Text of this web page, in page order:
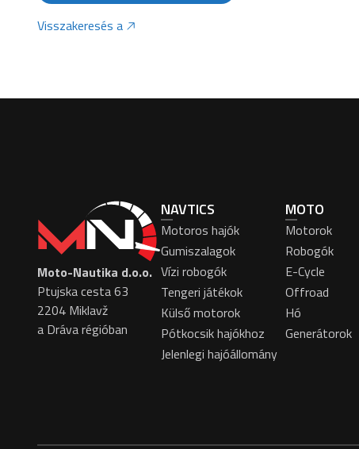
Visszakeresés a
Moto-Nautika d.o.o.
Ptujska cesta 63
2204 Miklavž
a Dráva régióban
NAVTICS
Motoros hajók
Gumiszalagok
Vízi robogók
Tengeri játékok
Külső motorok
Pótkocsik hajókhoz
Jelenlegi hajóállomány
MOTO
Motorok
Robogók
E-Cycle
Offroad
Hó
Generátorok